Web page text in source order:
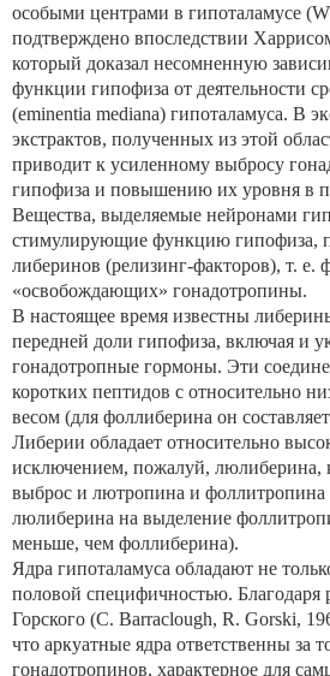
особыми центрами в гипоталамусе
подтверждено впоследствии
который доказал несомненную
функции гипофиза от деятельности
(eminentia mediana) гипоталамуса. В
экстрактов, полученных из этой
приводит к усиленному выбросу
гипофиза и повышению их уровня в
Вещества, выделяемые нейронами
стимулирующие функцию гипофиза,
либеринов (релизинг-факторов), т. е.
«освобождающих» гонадотропины.
В настоящее время известны
передней доли гипофиза, включая и
гонадотропные гормоны. Эти
коротких пептидов с относительно
весом (для фоллиберина он
Либерии обладает относительно
исключением, пожалуй, люлиберина,
выброс и лютропина и фоллитропина
люлиберина на выделение
меньше, чем фоллиберина).
Ядра гипоталамуса обладают не
половой специфичностью. Благодаря
Горского (С. Barraclough, R. Gorski,
что аркуатные ядра ответственны за
гонадотропинов, характерное для